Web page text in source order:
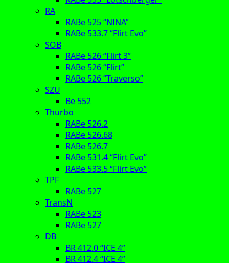
RA
RABe 525 “NINA”
RABe 533.7 “Flirt Evo”
SOB
RABe 526 “Flirt 3”
RABe 526 “Flirt”
RABe 526 “Traverso”
SZU
Be 552
Thurbo
RABe 526.2
RABe 526.68
RABe 526.7
RABe 531.4 “Flirt Evo”
RABe 533.5 “Flirt Evo”
TPF
RABe 527
TransN
RABe 523
RABe 527
DB
BR 412.0 “ICE 4”
BR 412.4 “ICE 4”